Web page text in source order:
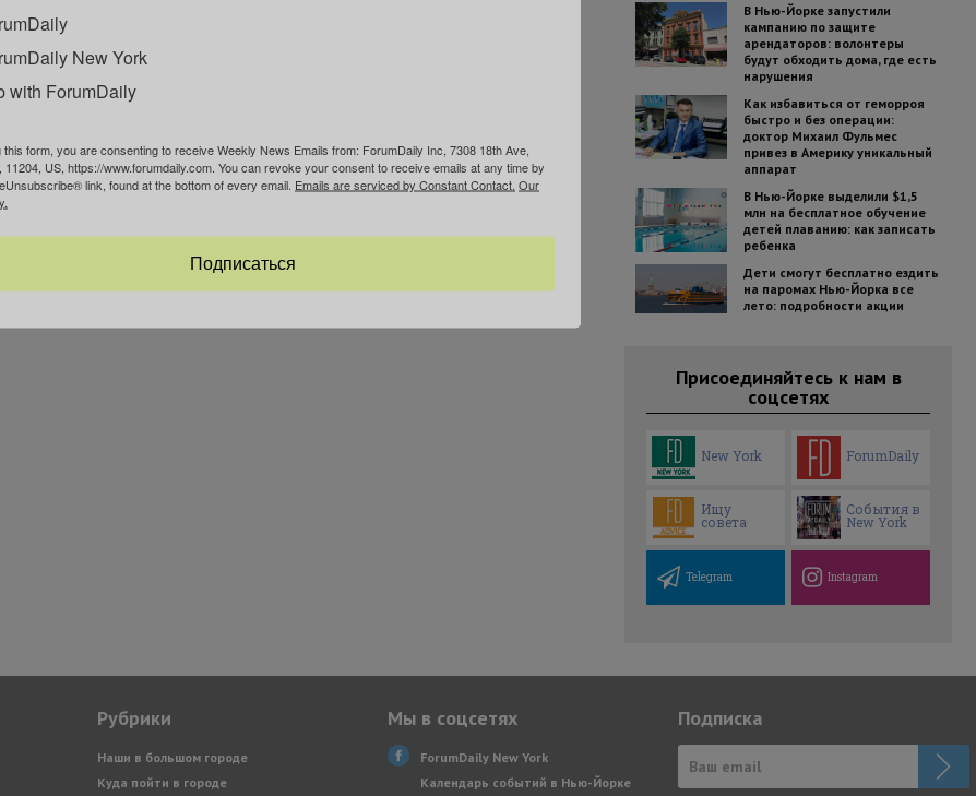
В Нью-Йорке запустили
кампанию по защите
арендаторов: волонтеры
будут обходить дома, где есть
нарушения
Как избавиться от геморроя
быстро и без операции:
доктор Михаил Фульмес
привез в Америку уникальный
аппарат
В Нью-Йорке выделили $1,5
млн на бесплатное обучение
детей плаванию: как записать
ребенка
Дети смогут бесплатно ездить
на паромах Нью-Йорка все
лето: подробности акции
Присоединяйтесь к нам в
соцсетях
New York ForumDaily
Ищу
совета
События в
New York
Telegram Instagram
Рубрики
Наши в большом городе
Куда пойти в городе
Мы в соцсетях
ForumDaily New York
Календарь событий в Нью-Йорке
Подписка
New York
with ForumDaily
this form, you are consenting to receive Weekly News Emails from: ForumDaily Inc, 7308 18th Ave,
11204, US, https://www.forumdaily.com. You can revoke your consent to receive emails at any time by
link, found at the bottom of every email. Emails are serviced by Constant Contact. Our
Подписаться